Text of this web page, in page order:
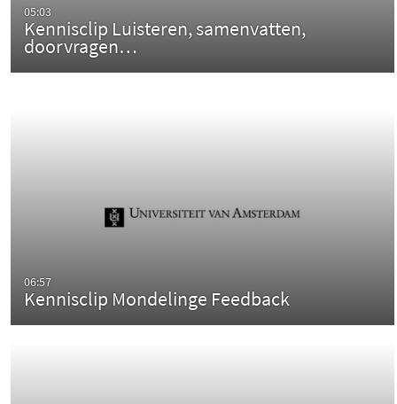
05:03
Kennisclip Luisteren, samenvatten,
doorvragen…
06:57
Kennisclip Mondelinge Feedback